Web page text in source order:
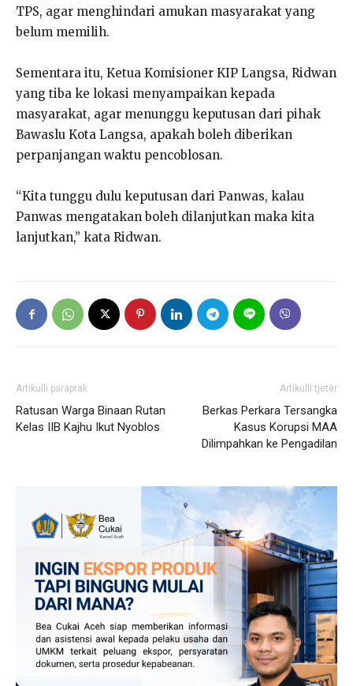
TPS, agar menghindari amukan masyarakat yang
belum memilih.
Sementara itu, Ketua Komisioner KIP Langsa, Ridwan
yang tiba ke lokasi menyampaikan kepada
masyarakat, agar menunggu keputusan dari pihak
Bawaslu Kota Langsa, apakah boleh diberikan
perpanjangan waktu pencoblosan.
“Kita tunggu dulu keputusan dari Panwas, kalau
Panwas mengatakan boleh dilanjutkan maka kita
lanjutkan,” kata Ridwan.
Artikulli paraprak
Ratusan Warga Binaan Rutan
Kelas IIB Kajhu Ikut Nyoblos
Artikulli tjetër
Berkas Perkara Tersangka
Kasus Korupsi MAA
Dilimpahkan ke Pengadilan